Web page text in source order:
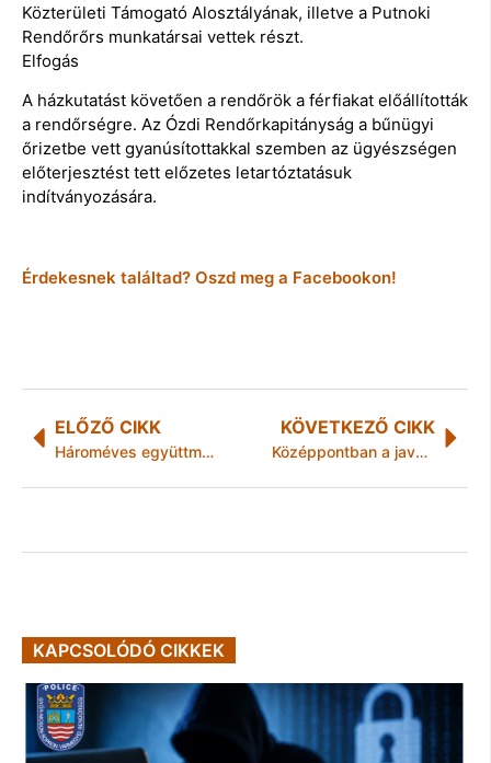
Közterületi Támogató Alosztályának, illetve a Putnoki
Rendőrőrs munkatársai vettek részt.
Elfogás
A házkutatást követően a rendőrök a férfiakat előállították
a rendőrségre. Az Ózdi Rendőrkapitányság a bűnügyi
őrizetbe vett gyanúsítottakkal szemben az ügyészségen
előterjesztést tett előzetes letartóztatásuk
indítványozására.
Érdekesnek találtad? Oszd meg a Facebookon!
ELŐZŐ CIKK
Hároméves együttműködést írt alá az Apollo Tyres és a DVTK
KÖVETKEZŐ CIKK
Középpontban a javuló közbiztonság
KAPCSOLÓDÓ CIKKEK